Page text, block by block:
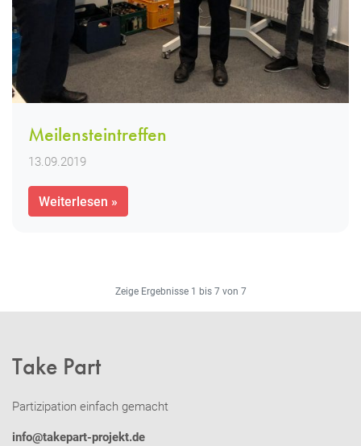
Meilensteintreffen
13.09.2019
Weiterlesen »
Zeige Ergebnisse 1 bis 7 von 7
Take Part
Partizipation einfach gemacht
info@takepart-projekt.de